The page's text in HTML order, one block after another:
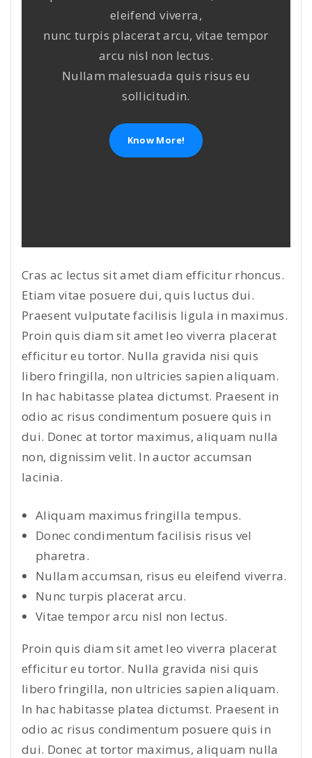
eleifend viverra,
nunc turpis placerat arcu, vitae tempor
arcu nisl non lectus.
Nullam malesuada quis risus eu
sollicitudin.
Know More!
Cras ac lectus sit amet diam efficitur rhoncus.
Etiam vitae posuere dui, quis luctus dui.
Praesent vulputate facilisis ligula in maximus.
Proin quis diam sit amet leo viverra placerat
efficitur eu tortor. Nulla gravida nisi quis
libero fringilla, non ultricies sapien aliquam.
In hac habitasse platea dictumst. Praesent in
odio ac risus condimentum posuere quis in
dui. Donec at tortor maximus, aliquam nulla
non, dignissim velit. In auctor accumsan
lacinia.
Aliquam maximus fringilla tempus.
Donec condimentum facilisis risus vel
pharetra.
Nullam accumsan, risus eu eleifend viverra.
Nunc turpis placerat arcu.
Vitae tempor arcu nisl non lectus.
Proin quis diam sit amet leo viverra placerat
efficitur eu tortor. Nulla gravida nisi quis
libero fringilla, non ultricies sapien aliquam.
In hac habitasse platea dictumst. Praesent in
odio ac risus condimentum posuere quis in
dui. Donec at tortor maximus, aliquam nulla